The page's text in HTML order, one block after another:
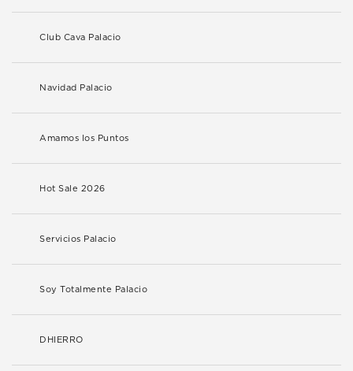
Club Cava Palacio
Navidad Palacio
Amamos los Puntos
Hot Sale 2026
Servicios Palacio
Soy Totalmente Palacio
DHIERRO